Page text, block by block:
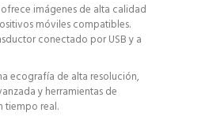
ofrece imágenes de alta calidad
móviles compatibles.
conectado por USB y a
ecografía de alta resolución,
y herramientas de
tiempo real.